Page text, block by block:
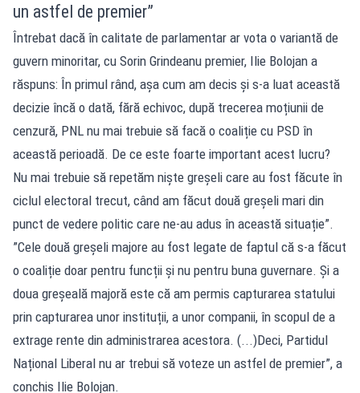
un astfel de premier”
Întrebat dacă în calitate de parlamentar ar vota o variantă de
guvern minoritar, cu Sorin Grindeanu premier, Ilie Bolojan a
răspuns: În primul rând, așa cum am decis și s-a luat această
decizie încă o dată, fără echivoc, după trecerea moțiunii de
cenzură, PNL nu mai trebuie să facă o coaliție cu PSD în
această perioadă. De ce este foarte important acest lucru?
Nu mai trebuie să repetăm niște greșeli care au fost făcute în
ciclul electoral trecut, când am făcut două greșeli mari din
punct de vedere politic care ne-au adus în această situație”.
”Cele două greșeli majore au fost legate de faptul că s-a făcut
o coaliție doar pentru funcții și nu pentru buna guvernare. Și a
doua greșeală majoră este că am permis capturarea statului
prin capturarea unor instituții, a unor companii, în scopul de a
extrage rente din administrarea acestora. (...)Deci, Partidul
Național Liberal nu ar trebui să voteze un astfel de premier”, a
conchis Ilie Bolojan.